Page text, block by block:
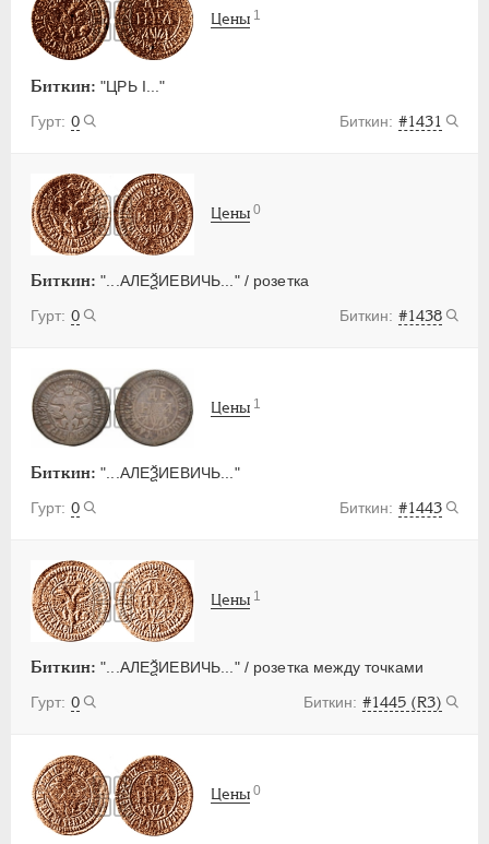
Биткин: "ЦРЬ I..."
0
#1431
Цены 1
Биткин: "...АЛЕѮИЕВИЧЬ..." / розетка
0
#1438
Цены 0
Биткин: "...АЛЕѮИЕВИЧЬ..."
0
#1443
Цены 1
Биткин: "...АЛЕѮИЕВИЧЬ..." / розетка между точками
0
#1445 (R3)
Цены 1
Цены 0